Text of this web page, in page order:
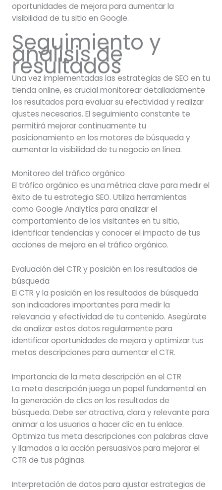
oportunidades de mejora para aumentar la
visibilidad de tu sitio en Google.
Seguimiento y
análisis de
resultados
Una vez implementadas las estrategias de SEO en tu
tienda online, es crucial monitorear detalladamente
los resultados para evaluar su efectividad y realizar
ajustes necesarios. El seguimiento constante te
permitirá mejorar continuamente tu
posicionamiento en los motores de búsqueda y
aumentar la visibilidad de tu negocio en línea.
Monitoreo del tráfico orgánico
El tráfico orgánico es una métrica clave para medir el
éxito de tu estrategia SEO. Utiliza herramientas
como Google Analytics para analizar el
comportamiento de los visitantes en tu sitio,
identificar tendencias y conocer el impacto de tus
acciones de mejora en el tráfico orgánico.
Evaluación del CTR y posición en los resultados de
búsqueda
El CTR y la posición en los resultados de búsqueda
son indicadores importantes para medir la
relevancia y efectividad de tu contenido. Asegúrate
de analizar estos datos regularmente para
identificar oportunidades de mejora y optimizar tus
metas descripciones para aumentar el CTR.
Importancia de la meta descripción en el CTR
La meta descripción juega un papel fundamental en
la generación de clics en los resultados de
búsqueda. Debe ser atractiva, clara y relevante para
animar a los usuarios a hacer clic en tu enlace.
Optimiza tus meta descripciones con palabras clave
y llamados a la acción persuasivos para mejorar el
CTR de tus páginas.
Interpretación de datos para ajustar estrategias de